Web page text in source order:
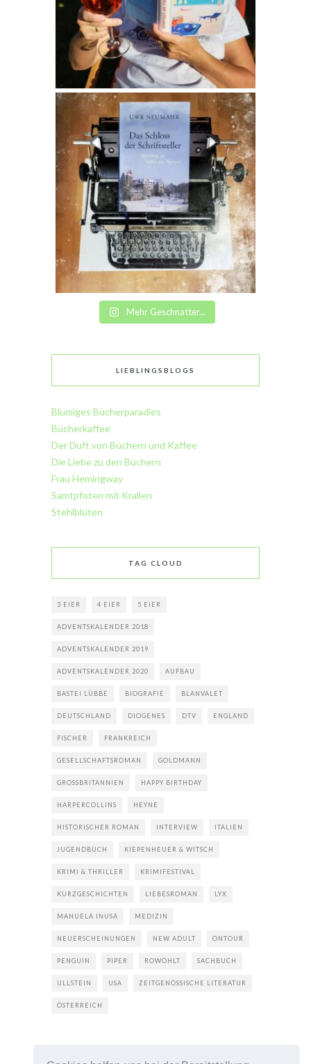
Mehr Geschnatter...
LIEBLINGSBLOGS
Blumiges Bücherparadies
Bücherkaffee
Der Duft von Büchern und Kaffee
Die Liebe zu den Büchern
Frau Hemingway
Samtpfoten mit Krallen
Stehlblüten
TAG CLOUD
3 EIER 4 EIER 5 EIER
ADVENTSKALENDER 2018
ADVENTSKALENDER 2019
ADVENTSKALENDER 2020 AUFBAU
BASTEI LÜBBE BIOGRAFIE BLANVALET
DEUTSCHLAND DIOGENES DTV ENGLAND
FISCHER FRANKREICH
GESELLSCHAFTSROMAN GOLDMANN
GROSSBRITANNIEN HAPPY BIRTHDAY
HARPERCOLLINS HEYNE
HISTORISCHER ROMAN INTERVIEW ITALIEN
JUGENDBUCH KIEPENHEUER & WITSCH
KRIMI & THRILLER KRIMIFESTIVAL
KURZGESCHICHTEN LIEBESROMAN LYX
MANUELA INUSA MEDIZIN
NEUERSCHEINUNGEN NEW ADULT ONTOUR
PENGUIN PIPER ROWOHLT SACHBUCH
ULLSTEIN USA ZEITGENÖSSISCHE LITERATUR
ÖSTERREICH